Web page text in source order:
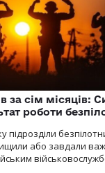
за сім місяців:
роботи
підрозділи
або завдали